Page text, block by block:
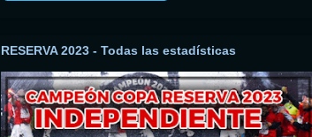
RESERVA 2023 - Todas las estadísticas